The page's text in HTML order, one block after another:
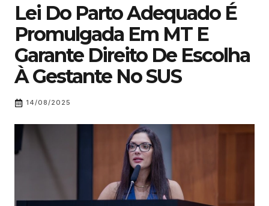
Lei Do Parto Adequado É
Promulgada Em MT E
Garante Direito De Escolha
À Gestante No SUS
14/08/2025